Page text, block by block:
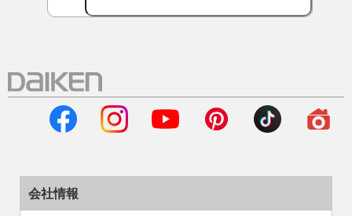
会社情報